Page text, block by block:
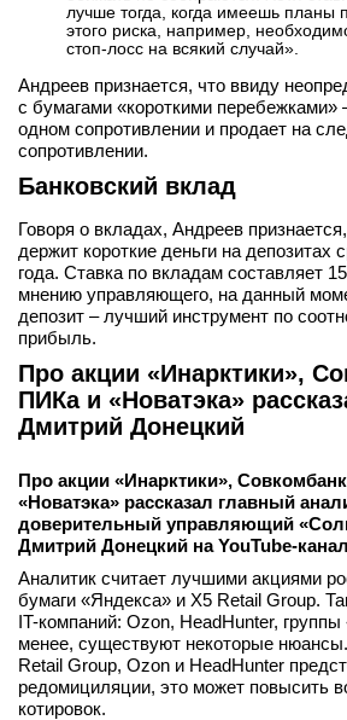
лучше тогда, когда имеешь планы
этого риска, например,
стоп-лосс на всякий случай».
Андреев признается, что ввиду
с бумагами «короткими перебежками»
одном сопротивлении и продает на
сопротивлении.
Банковский вклад
Говоря о вкладах, Андреев
держит короткие деньги на депозитах
года. Ставка по вкладам составляет
мнению управляющего, на данный
депозит – лучший инструмент по
прибыль.
Про акции «Инарктики»,
ПИКа и «Новатэка»
Дмитрий Донецкий
Про акции «Инарктики»,
«Новатэка» рассказал главный
доверительный управляющий
Дмитрий Донецкий на YouTube-
Аналитик считает лучшими акциями
бумаги «Яндекса» и X5 Retail Group.
IT-компаний: Ozon, HeadHunter,
менее, существуют некоторые
Retail Group, Ozon и HeadHunter
редомициляции, это может повысить
котировок.